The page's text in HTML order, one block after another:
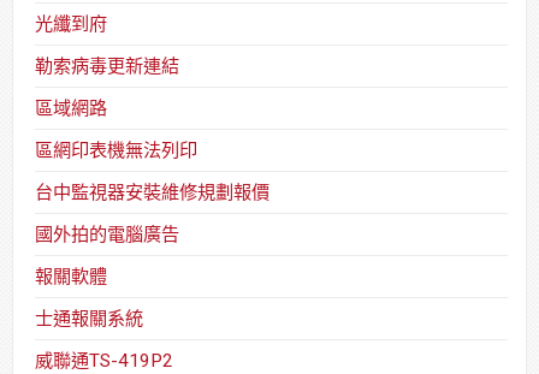
光纖到府
勒索病毒更新連結
區域網路
區網印表機無法列印
台中監視器安裝維修規劃報價
國外拍的電腦廣告
報關軟體
士通報關系統
威聯通TS-419P2